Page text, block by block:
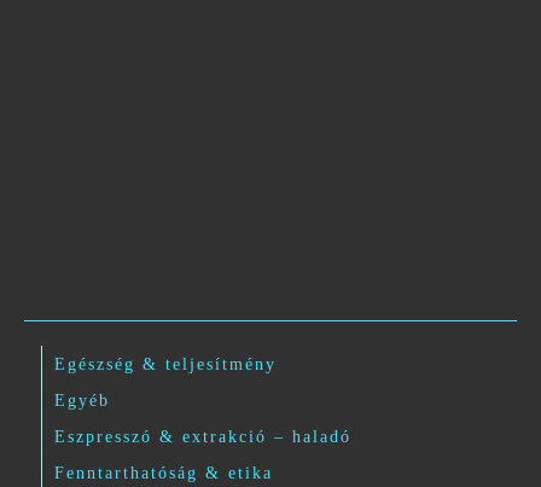
Egészség & teljesítmény
Egyéb
Eszpresszó & extrakció – haladó
Fenntarthatóság & etika